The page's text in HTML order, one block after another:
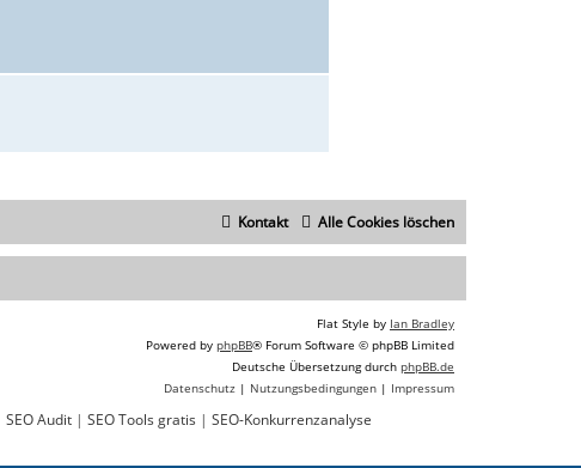
Alle Cookies löschen
Kontakt
Flat Style by Ian Bradley
Powered by phpBB® Forum Software © phpBB Limited
Deutsche Übersetzung durch phpBB.de
Datenschutz | Nutzungsbedingungen | Impressum
SEO Audit| SEO Tools gratis | SEO-Konkurrenzanalyse